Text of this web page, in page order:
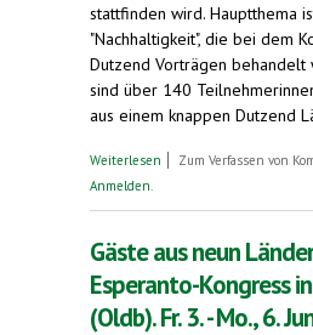
stattfinden wird. Hauptthema
"Nachhaltigkeit", die bei dem
Dutzend Vorträgen behandelt
sind über 140
aus einem knappen Dutzend
Weiterlesen über Nachhaltigkeit und
2022
Zum Verfassen von
Anmelden
Gäste aus neun
Esperanto-Kongress
(Oldb). Fr. 3. - Mo., 6.